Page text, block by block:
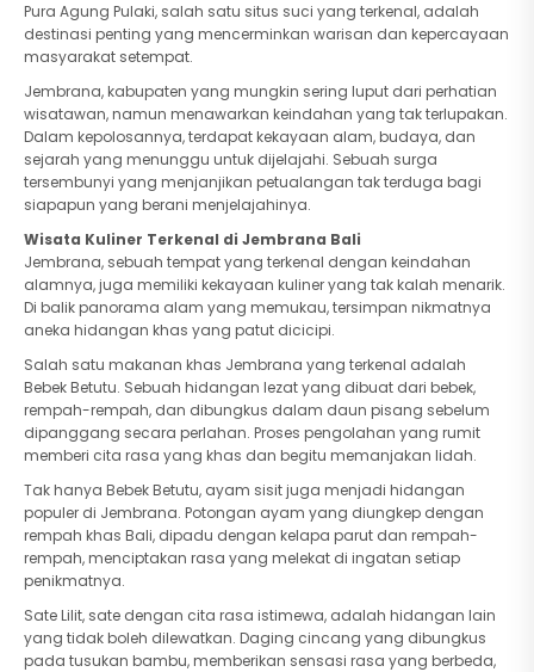
Pura Agung Pulaki, salah satu situs suci yang terkenal, adalah
destinasi penting yang mencerminkan warisan dan kepercayaan
masyarakat setempat.
Jembrana, kabupaten yang mungkin sering luput dari perhatian
wisatawan, namun menawarkan keindahan yang tak terlupakan.
Dalam kepolosannya, terdapat kekayaan alam, budaya, dan
sejarah yang menunggu untuk dijelajahi. Sebuah surga
tersembunyi yang menjanjikan petualangan tak terduga bagi
siapapun yang berani menjelajahinya.
Wisata Kuliner Terkenal di Jembrana Bali
Jembrana, sebuah tempat yang terkenal dengan keindahan
alamnya, juga memiliki kekayaan kuliner yang tak kalah menarik.
Di balik panorama alam yang memukau, tersimpan nikmatnya
aneka hidangan khas yang patut dicicipi.
Salah satu makanan khas Jembrana yang terkenal adalah
Bebek Betutu. Sebuah hidangan lezat yang dibuat dari bebek,
rempah-rempah, dan dibungkus dalam daun pisang sebelum
dipanggang secara perlahan. Proses pengolahan yang rumit
memberi cita rasa yang khas dan begitu memanjakan lidah.
Tak hanya Bebek Betutu, ayam sisit juga menjadi hidangan
populer di Jembrana. Potongan ayam yang diungkep dengan
rempah khas Bali, dipadu dengan kelapa parut dan rempah-
rempah, menciptakan rasa yang melekat di ingatan setiap
penikmatnya.
Sate Lilit, sate dengan cita rasa istimewa, adalah hidangan lain
yang tidak boleh dilewatkan. Daging cincang yang dibungkus
pada tusukan bambu, memberikan sensasi rasa yang berbeda,